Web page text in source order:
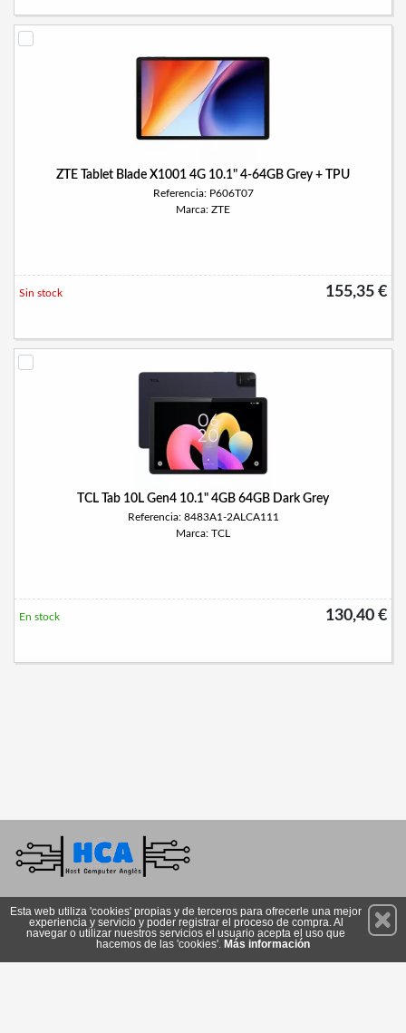
ZTE Tablet Blade X1001 4G 10.1" 4-64GB Grey + TPU
Referencia: P606T07
Marca: ZTE
155,35 €
Sin stock
TCL Tab 10L Gen4 10.1" 4GB 64GB Dark Grey
Referencia: 8483A1-2ALCA111
Marca: TCL
130,40 €
En stock
Suscríbete
Esta web utiliza 'cookies' propias y de terceros para ofrecerle una mejor
experiencia y servicio y poder registrar el proceso de compra. Al
navegar o utilizar nuestros servicios el usuario acepta el uso que
hacemos de las 'cookies'. Más información